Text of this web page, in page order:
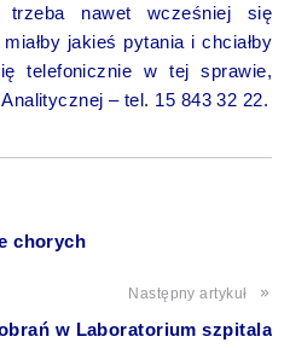
trzeba nawet wcześniej się
jakieś pytania i chciałby
telefonicznie w tej sprawie,
– tel. 15 843 32 22.
chorych
Następny artykuł
w Laboratorium szpitala